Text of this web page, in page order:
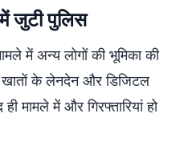
जुटी पुलिस
में अन्य लोगों की भूमिका की
खातों के लेनदेन और डिजिटल
मामले में और गिरफ्तारियां हो